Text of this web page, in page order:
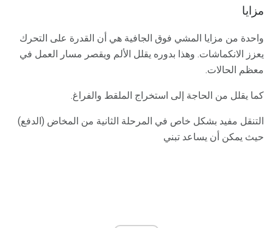
مزايا
واحدة من مزايا المشي فوق الجافية هي أن القدرة على التحرك
يعزز الانكماشات. وهذا بدوره يقلل الألم ويقصر مسار العمل في
معظم الحالات.
كما يقلل من الحاجة إلى استخراج الملقط والفراغ.
التنقل مفيد بشكل خاص في المرحلة الثانية من المخاض (الدفع)
حيث يمكن أن يساعد تبني